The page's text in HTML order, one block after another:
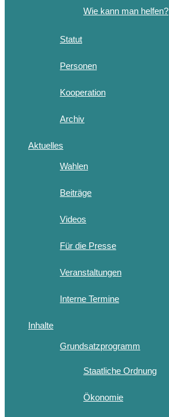
Wie kann man helfen?
Statut
Personen
Kooperation
Archiv
Aktuelles
Wahlen
Beiträge
Videos
Für die Presse
Veranstaltungen
Interne Termine
Inhalte
Grundsatzprogramm
Staatliche Ordnung
Ökonomie